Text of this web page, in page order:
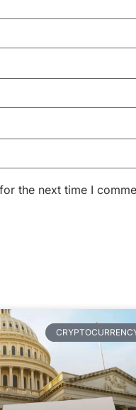
the next time I